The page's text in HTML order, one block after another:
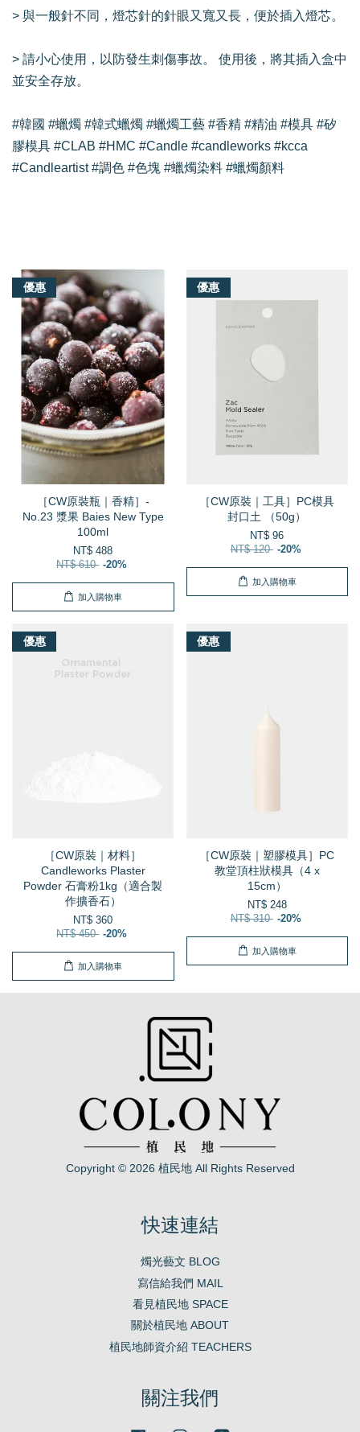
> 與一般針不同，燈芯針的針眼又寬又長，便於插入燈芯。
> 請小心使用，以防發生刺傷事故。 使用後，將其插入盒中
並安全存放。
#韓國 #蠟燭 #韓式蠟燭 #蠟燭工藝 #香精 #精油 #模具 #矽
膠模具 #CLAB #HMC #Candle #candleworks #kcca
#Candleartist #調色 #色塊 #蠟燭染料 #蠟燭顏料
優惠
［CW原裝瓶｜香精］-
No.23 漿果 Baies New Type
100ml
NT$ 488
NT$ 610 -20%
加入購物車
優惠
［CW原裝｜工具］PC模具
封口土 （50g）
NT$ 96
NT$ 120 -20%
加入購物車
優惠
［CW原裝｜材料］
Candleworks Plaster
Powder 石膏粉1kg（適合製
作擴香石）
NT$ 360
NT$ 450 -20%
加入購物車
優惠
［CW原裝｜塑膠模具］PC
教堂頂柱狀模具（4 x
15cm）
NT$ 248
NT$ 310 -20%
加入購物車
Copyright © 2026 植民地 All Rights Reserved
快速連結
燭光藝文 BLOG
寫信給我們 MAIL
看見植民地 SPACE
關於植民地 ABOUT
植民地師資介紹 TEACHERS
關注我們